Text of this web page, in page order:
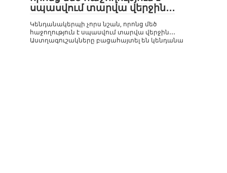
սպասվում տարվա վերջին․․․
Կենդանակերպի չորս նշան, որոնց մեծ
հաջողություն է սպասվում տարվա վերջին․․․
Աստղագուշակները բացահայտել են կենդանա